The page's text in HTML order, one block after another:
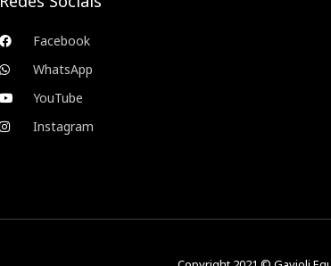
Facebook
WhatsApp
YouTube
Instagram